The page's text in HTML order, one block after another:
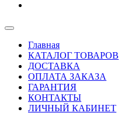
Главная
КАТАЛОГ ТОВАРОВ
ДОСТАВКА
ОПЛАТА ЗАКАЗА
ГАРАНТИЯ
КОНТАКТЫ
ЛИЧНЫЙ КАБИНЕТ